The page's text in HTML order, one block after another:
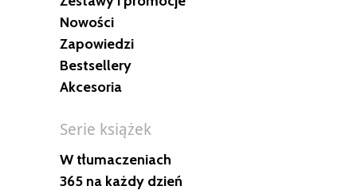
Nowości
Zapowiedzi
Bestsellery
Akcesoria
Serie książek
W tłumaczeniach
365 na każdy dzień